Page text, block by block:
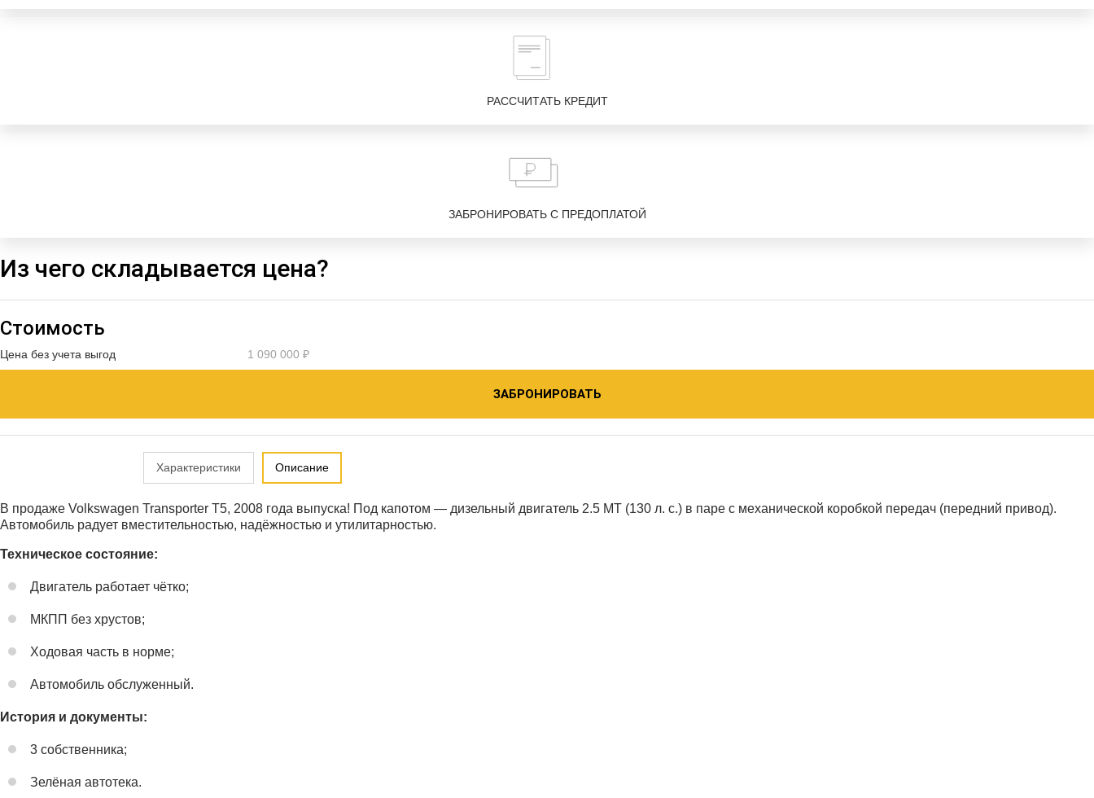
РАССЧИТАТЬ КРЕДИТ
ЗАБРОНИРОВАТЬ С ПРЕДОПЛАТОЙ
Из чего складывается цена?
Стоимость
Цена без учета выгод 1 090 000 ₽
ЗАБРОНИРОВАТЬ
Характеристики Описание
В продаже Volkswagen Transporter T5, 2008 года выпуска! Под капотом — дизельный двигатель 2.5 МТ (130 л. с.) в паре с механической коробкой передач (передний привод).
Автомобиль радует вместительностью, надёжностью и утилитарностью.
Техническое состояние:
Двигатель работает чётко;
МКПП без хрустов;
Ходовая часть в норме;
Автомобиль обслуженный.
История и документы:
3 собственника;
Зелёная автотека.